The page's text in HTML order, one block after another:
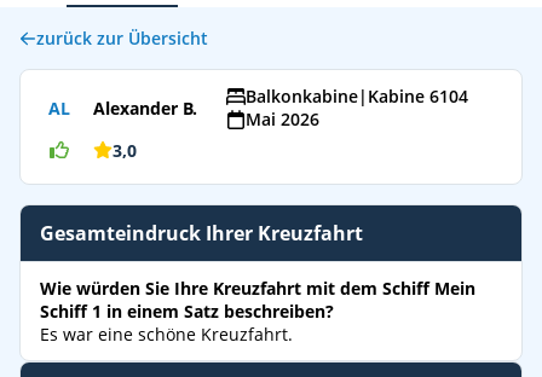
zurück zur Übersicht
AL Alexander B. Balkonkabine| Kabine 6104
Mai 2026
3,0
Gesamteindruck Ihrer Kreuzfahrt
Wie würden Sie Ihre Kreuzfahrt mit dem Schiff Mein
Schiff 1 in einem Satz beschreiben?
Es war eine schöne Kreuzfahrt.